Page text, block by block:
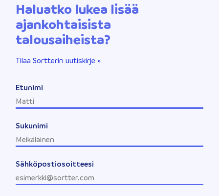
Haluatko lukea lisää
ajankohtaisista
talousaiheista?
Tilaa Sortterin uutiskirje »
Etunimi
Sukunimi
Sähköpostiosoitteesi